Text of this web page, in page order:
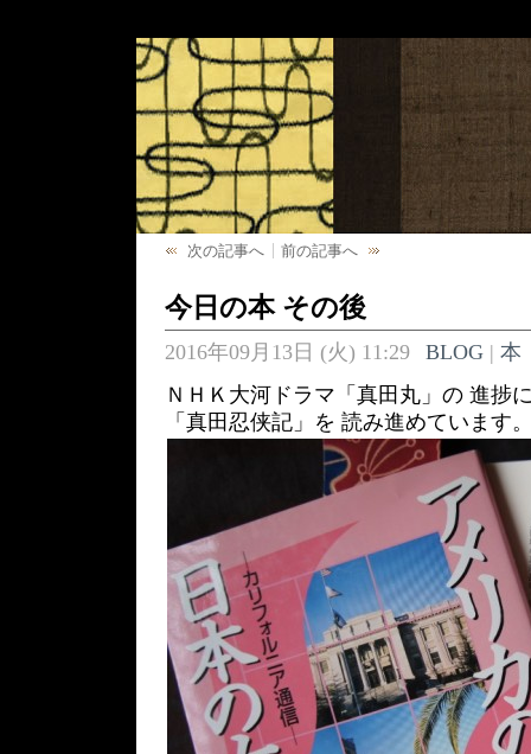
次の記事へ 前の記事へ
今日の本 その後
2016年09月13日 (火) 11:29 BLOG| 本
ＮＨＫ大河ドラマ「真田丸」の 進捗
「真田忍侠記」を 読み進めています